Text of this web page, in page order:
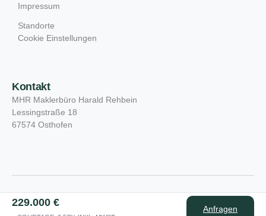
229.000 €
Anfragen
Impressum
Standorte
Cookie Einstellungen
Kontakt
MHR Maklerbüro Harald Rehbein
Lessingstraße 18
67574 Osthofen
Copyright © 2026 MHR-Makler. All Rights